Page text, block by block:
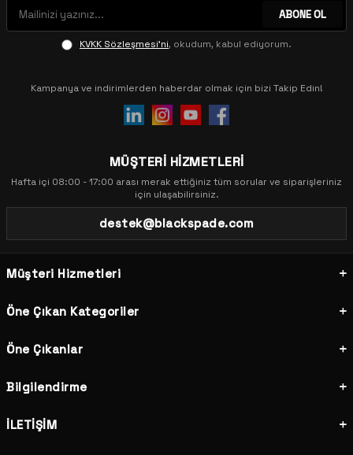
ABONE OL
KVKK Sözleşmesi'ni, okudum, kabul ediyorum.
Kampanya ve indirimlerden haberdar olmak için bizi Takip Edin!
MÜŞTERİ HİZMETLERİ
Hafta içi 08:00 - 17:00 arası merak ettiğiniz tüm sorular ve siparişleriniz
için ulaşabilirsiniz.
destek@blackspade.com
Müşteri Hizmetleri
Öne Çıkan Kategoriler
Öne Çıkanlar
Bilgilendirme
İLETİŞİM